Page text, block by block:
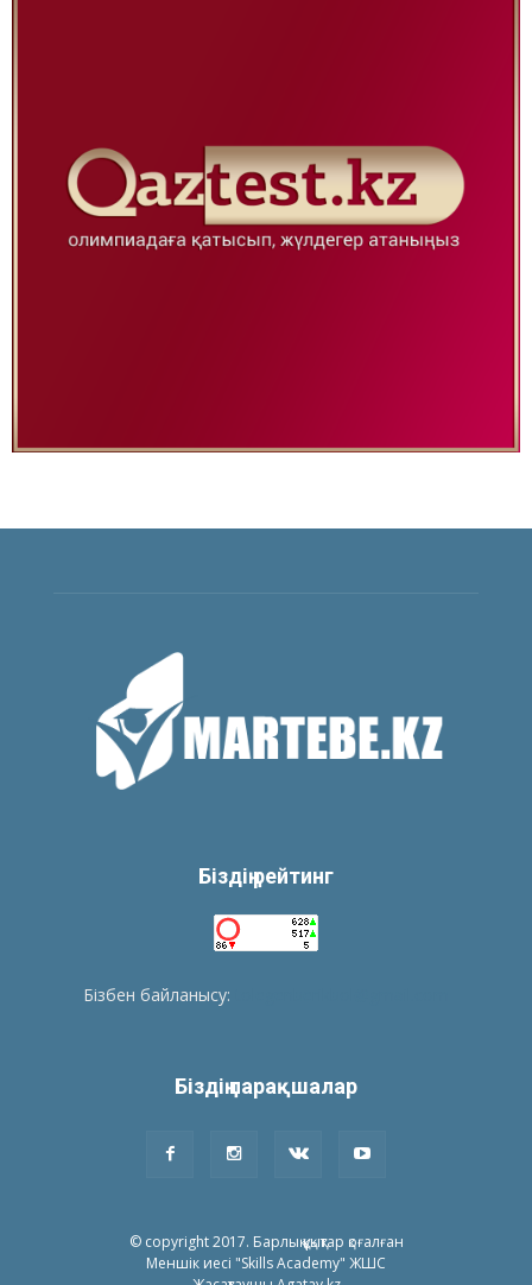
Біздің рейтинг
Бізбен байланысу:
Біздің парақшалар
© copyright 2017. Барлық құқықтар қоғалған
Меншік иесі "Skills Academy" ЖШС